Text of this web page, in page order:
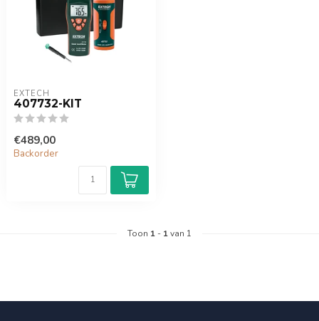
EXTECH
407732-KIT
€489,00
Backorder
Toon 1 - 1van 1